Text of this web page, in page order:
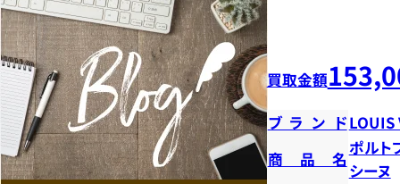
買取金額
ブランドLOUIS
商品名
ポルト
シーヌ